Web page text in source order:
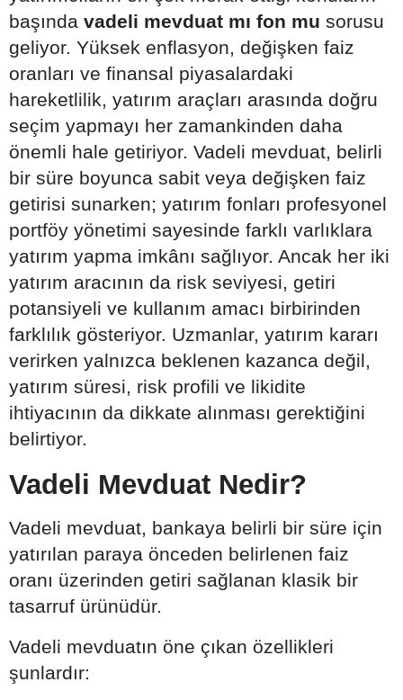
başında vadeli mevduat mı fon mu sorusu
geliyor. Yüksek enflasyon, değişken faiz
oranları ve finansal piyasalardaki
hareketlilik, yatırım araçları arasında doğru
seçim yapmayı her zamankinden daha
önemli hale getiriyor. Vadeli mevduat, belirli
bir süre boyunca sabit veya değişken faiz
getirisi sunarken; yatırım fonları profesyonel
portföy yönetimi sayesinde farklı varlıklara
yatırım yapma imkânı sağlıyor. Ancak her iki
yatırım aracının da risk seviyesi, getiri
potansiyeli ve kullanım amacı birbirinden
farklılık gösteriyor. Uzmanlar, yatırım kararı
verirken yalnızca beklenen kazanca değil,
yatırım süresi, risk profili ve likidite
ihtiyacının da dikkate alınması gerektiğini
belirtiyor.
Vadeli Mevduat Nedir?
Vadeli mevduat, bankaya belirli bir süre için
yatırılan paraya önceden belirlenen faiz
oranı üzerinden getiri sağlanan klasik bir
tasarruf ürünüdür.
Vadeli mevduatın öne çıkan özellikleri
şunlardır: